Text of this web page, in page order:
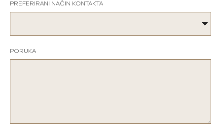
PREFERIRANI NAČIN KONTAKTA
PORUKA